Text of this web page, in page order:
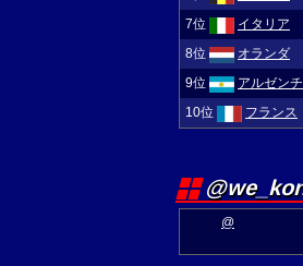
7位
イタリア
8位
オランダ
9位
アルゼン
10位
フランス
@